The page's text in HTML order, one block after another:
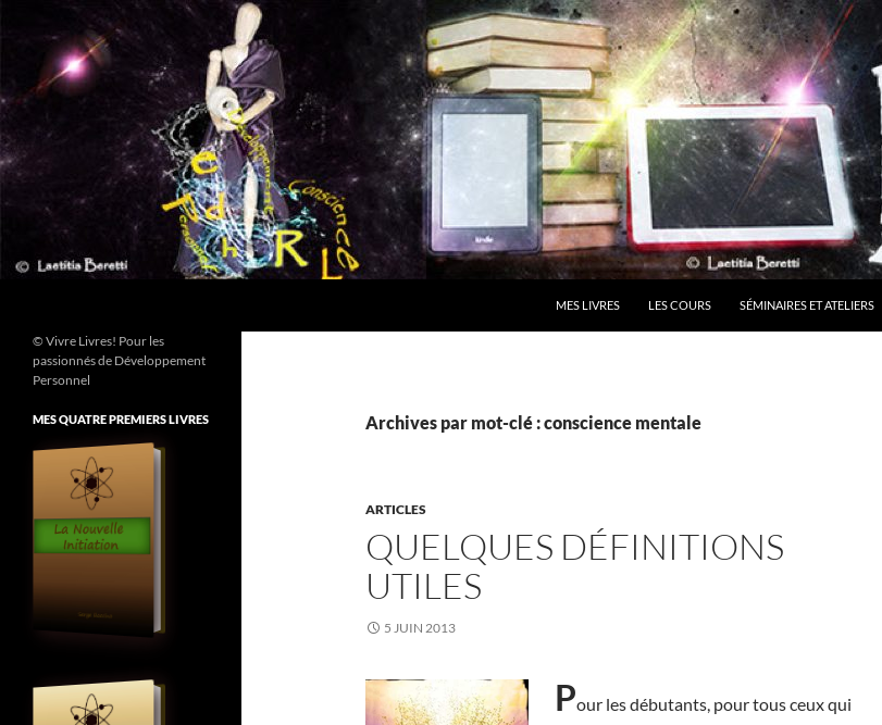
contenu
MES LIVRES LES COURS SÉMINAIRES ET ATELIERS
Archives par mot-clé : conscience mentale
ARTICLES
QUELQUES DÉFINITIONS
UTILES
5 JUIN 2013
Pour les débutants, pour tous ceux qui
© Vivre Livres! Pour les
passionnés de Développement
Personnel
MES QUATRE PREMIERS LIVRES